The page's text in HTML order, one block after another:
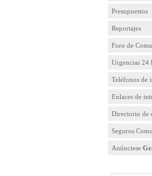
Presupuestos
Reportajes
Foro de
Urgencias 24
Teléfonos de
Enlaces de
Directorio de
Seguros
Anúnciese